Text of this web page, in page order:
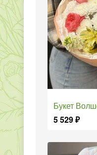
Букет Волшебный
5 529₽